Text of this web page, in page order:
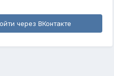
через ВКонтакте